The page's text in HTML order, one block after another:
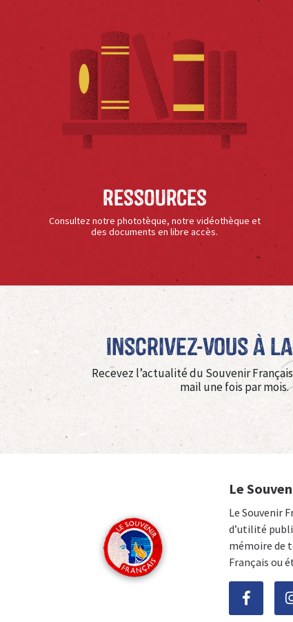
Ressources
Consultez notre phototèque, notre vidéothèque et
des documents en libre accès.
Inscrivez-vous à
Recevez l’actualité du Souvenir
mail une fois par mois.
Le
Le Souvenir
d’utilité
mémoire de
Français ou